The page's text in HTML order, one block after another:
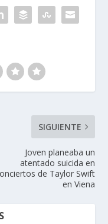
SIGUIENTE
Joven planeaba un
atentado suicida en
de Taylor Swift
en Viena